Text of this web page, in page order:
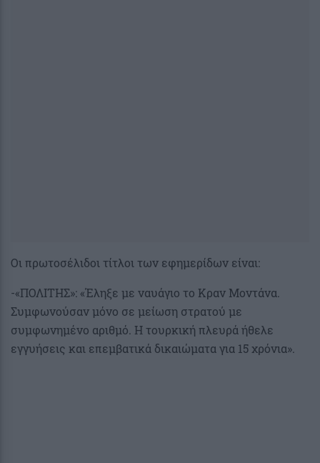
Οι πρωτοσέλιδοι τίτλοι των εφημερίδων είναι:
-«ΠΟΛΙΤΗΣ»: «Έληξε με ναυάγιο το Κραν Μοντάνα.
Συμφωνούσαν μόνο σε μείωση στρατού με
συμφωνημένο αριθμό. Η τουρκική πλευρά ήθελε
εγγυήσεις και επεμβατικά δικαιώματα για 15 χρόνια».